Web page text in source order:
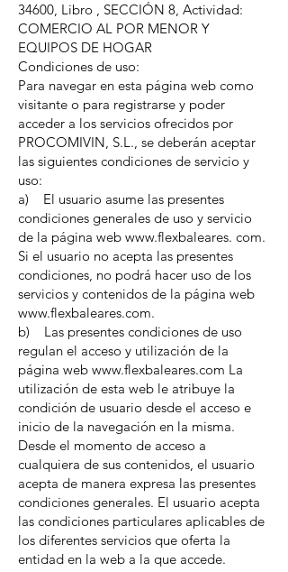
34600, Libro , SECCIÓN 8, Actividad:
COMERCIO AL POR MENOR Y
EQUIPOS DE HOGAR
Condiciones de uso:
Para navegar en esta página web como
visitante o para registrarse y poder
acceder a los servicios ofrecidos por
PROCOMIVIN, S.L., se deberán aceptar
las siguientes condiciones de servicio y
uso:
a) El usuario asume las presentes
condiciones generales de uso y servicio
de la página web www.flexbaleares. com.
Si el usuario no acepta las presentes
condiciones, no podrá hacer uso de los
servicios y contenidos de la página web
www.flexbaleares.com.
b) Las presentes condiciones de uso
regulan el acceso y utilización de la
página web www.flexbaleares.com La
utilización de esta web le atribuye la
condición de usuario desde el acceso e
inicio de la navegación en la misma.
Desde el momento de acceso a
cualquiera de sus contenidos, el usuario
acepta de manera expresa las presentes
condiciones generales. El usuario acepta
las condiciones particulares aplicables de
los diferentes servicios que oferta la
entidad en la web a la que accede.